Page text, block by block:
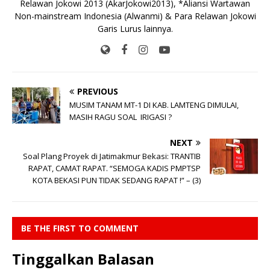
Relawan Jokowi 2013 (AkarJokowi2013), *Aliansi Wartawan
Non-mainstream Indonesia (Alwanmi) & Para Relawan Jokowi
Garis Lurus lainnya.
PREVIOUS
MUSIM TANAM MT-1 DI KAB. LAMTENG DIMULAI,
MASIH RAGU SOAL IRIGASI ?
NEXT
Soal Plang Proyek di Jatimakmur Bekasi: TRANTIB
RAPAT, CAMAT RAPAT. “SEMOGA KADIS PMPTSP
KOTA BEKASI PUN TIDAK SEDANG RAPAT !” – (3)
BE THE FIRST TO COMMENT
Tinggalkan Balasan